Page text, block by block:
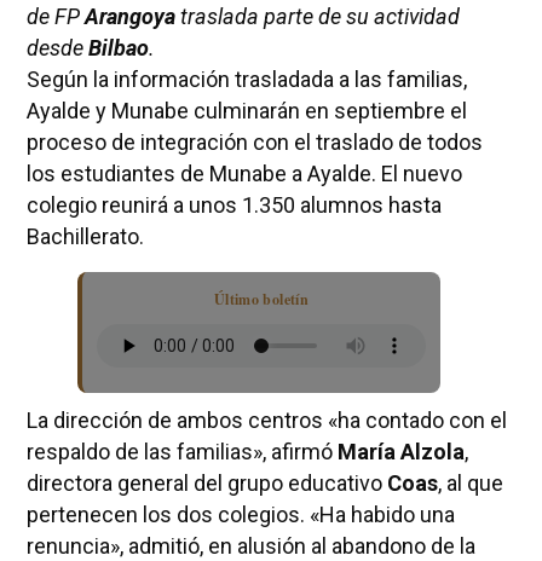
de FPArangoyatraslada parte de su actividad
desdeBilbao.
Según la información trasladada a las familias,
Ayalde y Munabe culminarán en septiembre el
proceso de integración con el traslado de todos
los estudiantes de Munabe a Ayalde. El nuevo
colegio reunirá a unos 1.350 alumnos hasta
Bachillerato.
Último boletín
La dirección de ambos centros «ha contado con el
respaldo de las familias», afirmó María Alzola,
directora general del grupo educativo Coas, al que
pertenecen los dos colegios. «Ha habido una
renuncia», admitió, en alusión al abandono de la